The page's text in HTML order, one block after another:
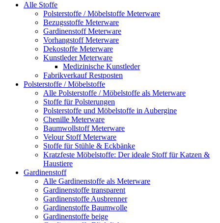
Alle Stoffe
Polsterstoffe / Möbelstoffe Meterware
Bezugsstoffe Meterware
Gardinenstoff Meterware
Vorhangstoff Meterware
Dekostoffe Meterware
Kunstleder Meterware
Medizinische Kunstleder
Fabrikverkauf Restposten
Polsterstoffe / Möbelstoffe
Alle Polsterstoffe / Möbelstoffe als Meterware
Stoffe für Polsterungen
Polsterstoffe und Möbelstoffe in Aubergine
Chenille Meterware
Baumwollstoff Meterware
Velour Stoff Meterware
Stoffe für Stühle & Eckbänke
Kratzfeste Möbelstoffe: Der ideale Stoff für Katzen &
Haustiere
Gardinenstoff
Alle Gardinenstoffe als Meterware
Gardinenstoffe transparent
Gardinenstoffe Ausbrenner
Gardinenstoffe Baumwolle
Gardinenstoffe beige